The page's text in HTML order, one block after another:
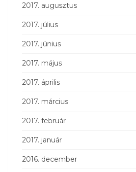
2017. augusztus
2017. július
2017. június
2017. május
2017. április
2017. március
2017. február
2017. január
2016. december